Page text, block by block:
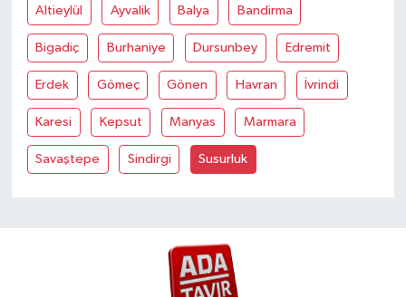
Altieylül Ayvalik Balya Bandirma
Bigadiç Burhaniye Dursunbey Edremit
Erdek Gömeç Gönen Havran İvrindi
Karesi Kepsut Manyas Marmara
Savaştepe Sindirgi Susurluk